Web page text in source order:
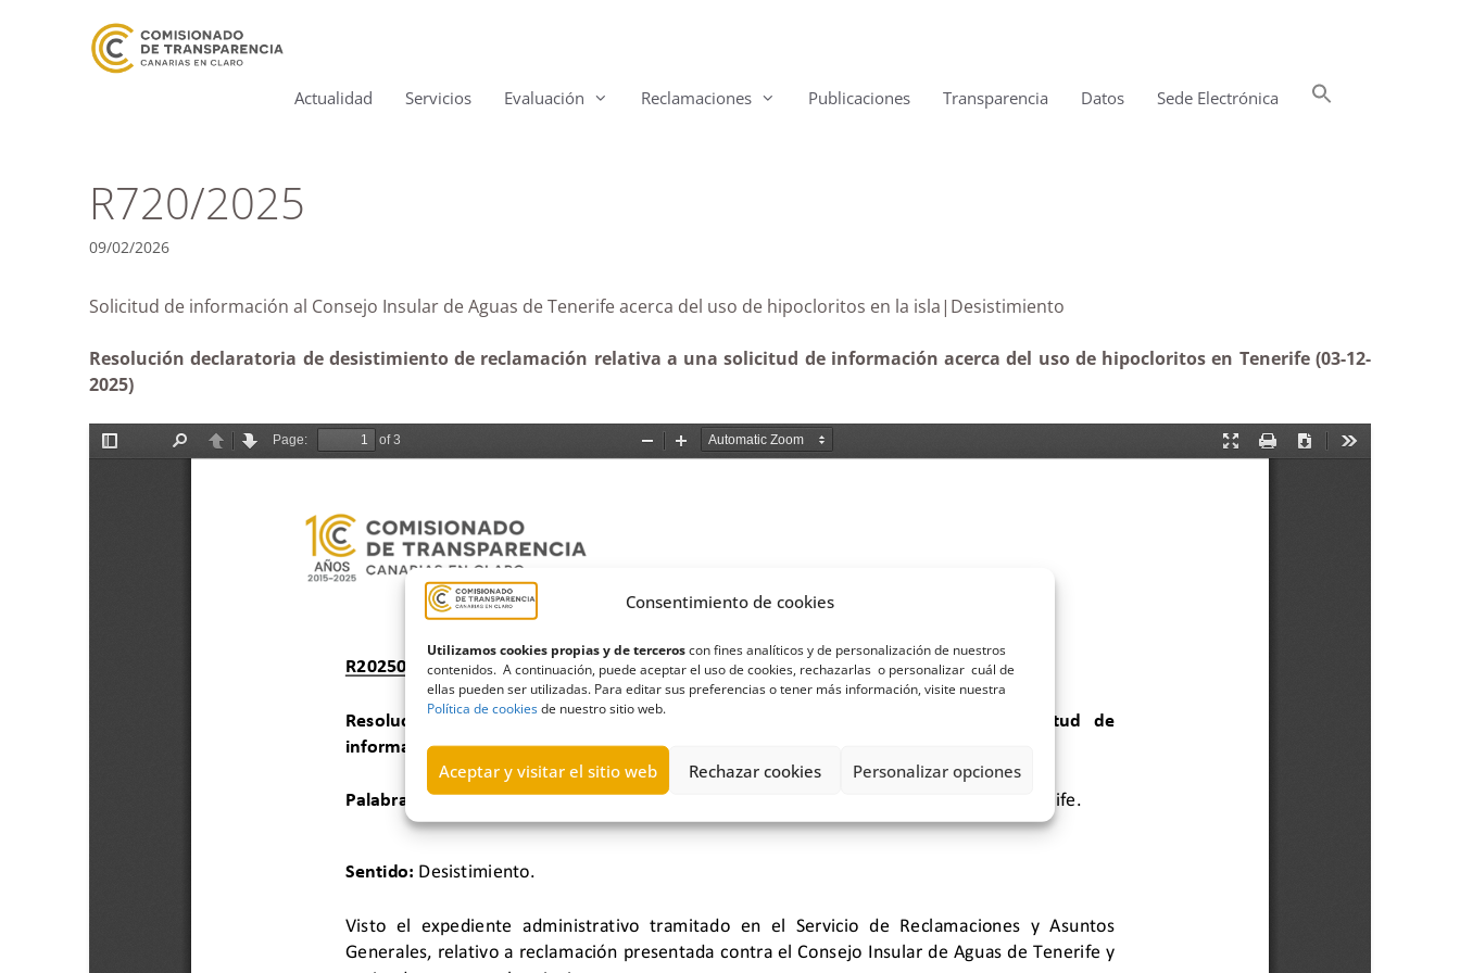
Consentimiento de cookies
Utilizamos cookies propias y de terceroscon fines analíticos y de personalización de nuestros
contenidos. A continuación, puede aceptar el uso de cookies, rechazarlas o personalizar cuál de
ellas pueden ser utilizadas. Para editar sus preferencias o tener más información, visite nuestra
Política de cookiesde nuestro sitio web.
Aceptar y visitar el sitio web Rechazar cookies Personalizar opciones
Actualidad Servicios Evaluación Reclamaciones Publicaciones Transparencia Datos Sede Electrónica
R720/2025
09/02/2026
Solicitud de información al Consejo Insular de Aguas de Tenerife acerca del uso de hipocloritos en la isla|Desistimiento
Resolución declaratoria de desistimiento de reclamación relativa a una solicitud de información acerca del uso de hipocloritos en Tenerife (03-12-
2025)